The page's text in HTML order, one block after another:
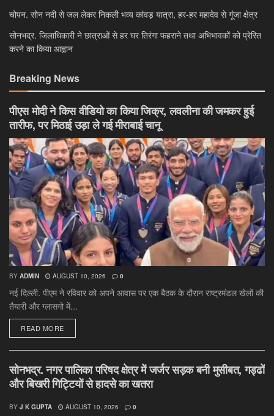
चोपन. सोन नदी से जल लेकर निकली भव्य कांवड़ यात्रा, हर-हर महादेव से गूंजा क्षेत्र
सोनभद्र. जिलाधिकारी ने छात्राओं से हर घर तिरंगा फहराने तथा अभिभावकों को प्रेरित
करने का किया आह्वान
Breaking News
पीएस मोदी ने किस वीडियो का किया जिक्र, लवलीना की जमकर हुई
तारीफ, पर मिठाई उड़ा ले गई मीराबाई चानू
BY ADMIN AUGUST 10, 2026 0
नई दिल्ली. पीएम ने रविवार को अपने आवास पर एक बैठक के दौरान राष्ट्रमंडल खेलों की
तैयारी और ग्लासगो में...
READ MOREDETAILS
सोनभद्र. नगर पालिका परिषद क्षेत्र में जर्जर सड़क बनी मुसीबत, गड्ढों
और बिखरी गिट्टियों से हादसे का खतरा
BY J K GUPTA AUGUST 10, 2026 0